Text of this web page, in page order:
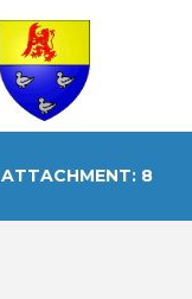
ATTACHMENT: 8